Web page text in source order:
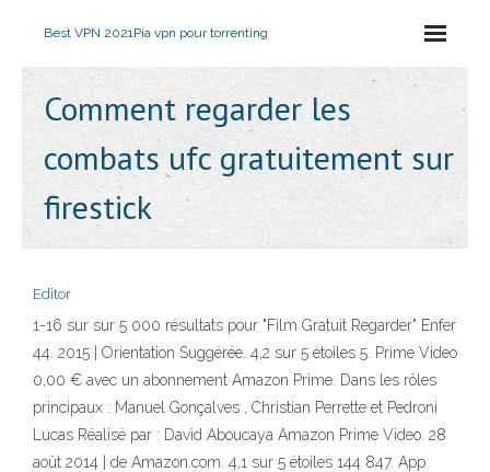
Best VPN 2021Pia vpn pour torrenting
Comment regarder les
combats ufc gratuitement sur
firestick
Editor
1-16 sur sur 5 000 résultats pour "Film Gratuit Regarder" Enfer
44. 2015 | Orientation Suggérée. 4,2 sur 5 étoiles 5. Prime Video
0,00 € avec un abonnement Amazon Prime. Dans les rôles
principaux : Manuel Gonçalves , Christian Perrette et Pedroni
Lucas Réalisé par : David Aboucaya Amazon Prime Video. 28
août 2014 | de Amazon.com. 4,1 sur 5 étoiles 144 847. App